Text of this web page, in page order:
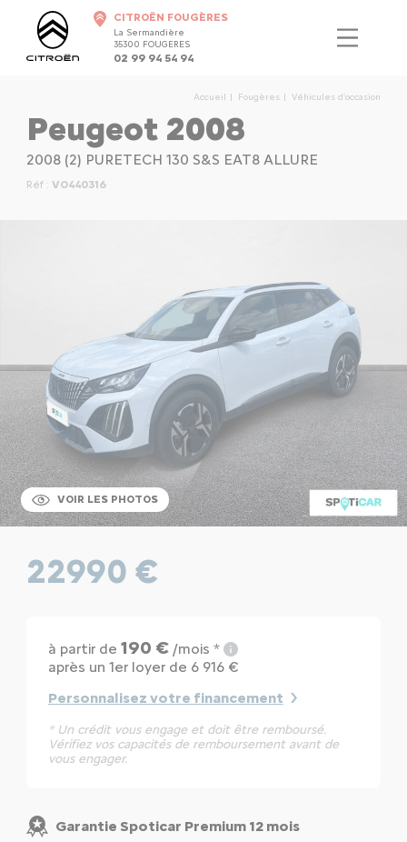
CITROËN FOUGÈRES
La Sermandière
35300 FOUGERES
02 99 94 54 94
Accueil Fougères Véhicules d'occasion
Peugeot 2008
2008 (2) PURETECH 130 S&S EAT8 ALLURE
Réf : VO440316
VOIR LES PHOTOS
22990 €
à partir de 190 €/mois *
après un 1er loyer de 6 916 €
Personnalisez votre financement
* Un crédit vous engage et doit être remboursé.
Vérifiez vos capacités de remboursement avant de
vous engager.
Garantie Spoticar Premium 12 mois